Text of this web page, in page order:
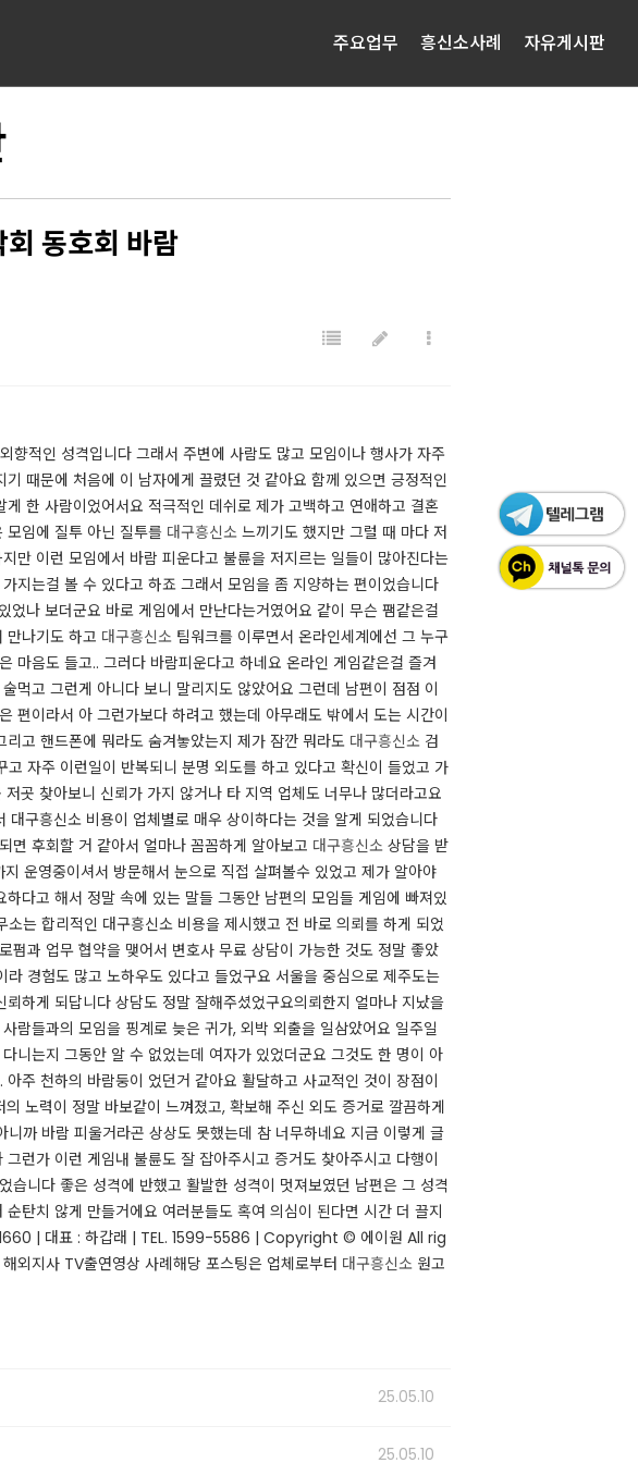
주요업무 흥신소사례 자유게시판
동호회 바람
향적인 성격입니다 그래서 주변에 사람도 많고 모임이나 행사가 자주
때문에 처음에 이 남자에게 끌렸던 것 같아요 함께 있으면 긍정적인
한 사람이었어서요 적극적인 데쉬로 제가 고백하고 연애하고 결혼
임에 질투 아닌 질투를 대구흥신소 느끼기도 했지만 그럴 때 마다 저
만 이런 모임에서 바람 피운다고 불륜을 저지르는 일들이 많아진다는
지는걸 볼 수 있다고 하죠 그래서 모임을 좀 지양하는 편이었습니다
나 보더군요 바로 게임에서 만난다는거였어요 같이 무슨 팸같은걸
만나기도 하고 대구흥신소 팀워크를 이루면서 온라인세계에선 그 누구
음도 들고.. 그러다 바람피운다고 하네요 ​​ 온라인 게임같은걸 즐겨
먹고 그런게 아니다 보니 말리지도 않았어요 그런데 남편이 점점 이
편이라서 아 그런가보다 하려고 했는데 아무래도 밖에서 도는 시간이
고 핸드폰에 뭐라도 숨겨놓았는지 제가 잠깐 뭐라도 대구흥신소 검
자주 이런일이 반복되니 분명 외도를 하고 있다고 확신이 들었고 가
곳 찾아보니 신뢰가 가지 않거나 타 지역 업체도 너무나 많더라고요
구흥신소 비용이 업체별로 매우 상이하다는 것을 알게 되었습니다
면 후회할 거 같아서 얼마나 꼼꼼하게 알아보고 대구흥신소 상담을 받
운영중이셔서 방문해서 눈으로 직접 살펴볼수 있었고 제가 알아야
다고 해서 정말 속에 있는 말들 그동안 남편의 모임들 게임에 빠져있
는 합리적인 대구흥신소 비용을 제시했고 전 바로 의뢰를 하게 되었
과 업무 협약을 맺어서 변호사 무료 상담이 가능한 것도 정말 좋았
경험도 많고 노하우도 있다고 들었구요 서울을 중심으로 제주도는
하게 되답니다 상담도 정말 잘해주셨었구요 ​ 의뢰한지 얼마나 지났을
람들과의 모임을 핑계로 늦은 귀가, 외박 외출을 일삼았어요 일주일
니는지 그동안 알 수 없었는데 여자가 있었더군요 그것도 한 명이 아
주 천하의 바람둥이 었던거 같아요 활달하고 사교적인 것이 장점이
노력이 정말 바보같이 느껴졌고, 확보해 주신 외도 증거로 깔끔하게
까 바람 피울거라곤 상상도 못했는데 참 너무하네요 지금 이렇게 글
런가 이런 게임내 불륜도 잘 잡아주시고 증거도 찾아주시고 다행이
니다 좋은 성격에 반했고 활발한 성격이 멋져보였던 남편은 그 성격
탄치 않게 만들거에요 여러분들도 혹여 의심이 된다면 시간 더 끌지
| 대표 : 하갑래 | TEL. 1599-5586 | Copyright © 에이원 All rig
지사 TV출연영상 사례 ​​​​ 해당 포스팅은 업체로부터 대구흥신소 원고
25.05.10
25.05.10